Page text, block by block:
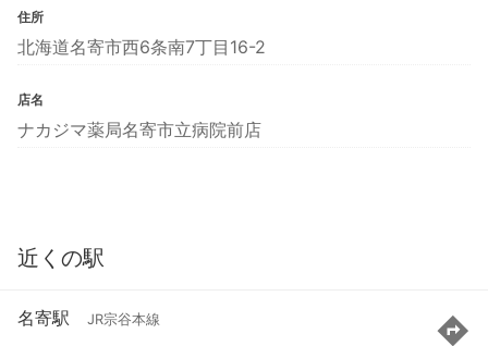
住所
北海道名寄市西6条南7丁目16-2
店名
ナカジマ薬局名寄市立病院前店
近くの駅
名寄駅 JR宗谷本線